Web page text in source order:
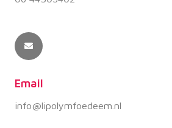
Email
info@lipolymfoedeem.nl